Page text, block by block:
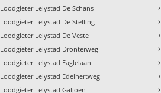
Loodgieter Lelystad De Schans
Loodgieter Lelystad De Stelling
Loodgieter Lelystad De Veste
Loodgieter Lelystad Dronterweg
Loodgieter Lelystad Eaglelaan
Loodgieter Lelystad Edelhertweg
Loodgieter Lelystad Galjoen
›
›
›
›
›
›
›